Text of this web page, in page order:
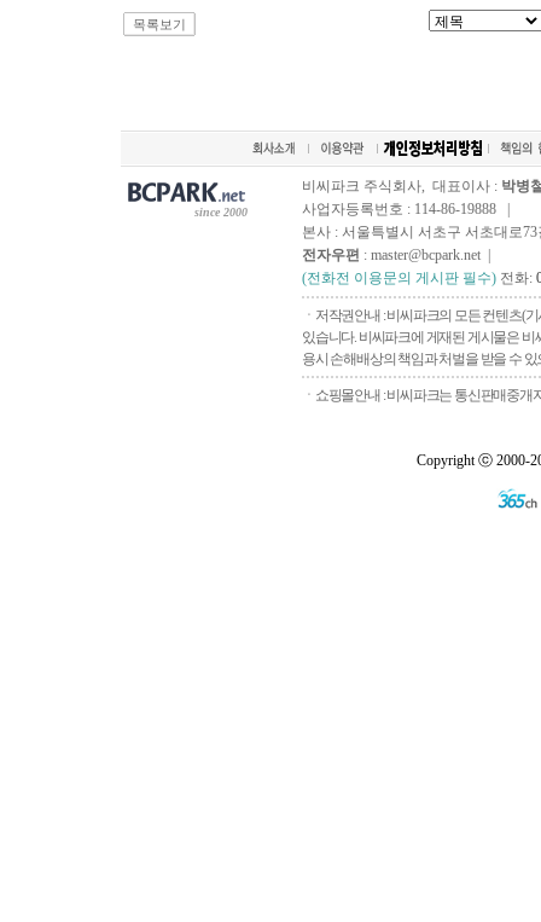
목록보기
since 2000
비씨파크 주식회사, 대표이사 : 박병
사업자등록번호 : 114-86-19888 |
본사 : 서울특별시 서초구 서초대로73
전자우편 : master@bcpark.net |
(전화전 이용문의 게시판 필수) 전화:
ㆍ저작권안내 : 비씨파크의 모든 컨텐츠(
있습니다. 비씨파크에 게재된 게시물은
용시 손해배상의 책임과 처벌을 받을 수
ㆍ쇼핑몰안내 : 비씨파크는 통신판매중개
Copyright ⓒ 2000-